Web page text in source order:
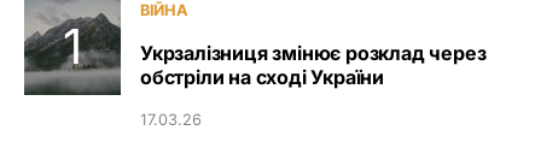
ВІЙНА
Укрзалізниця змінює розклад через
обстріли на сході України
17.03.26